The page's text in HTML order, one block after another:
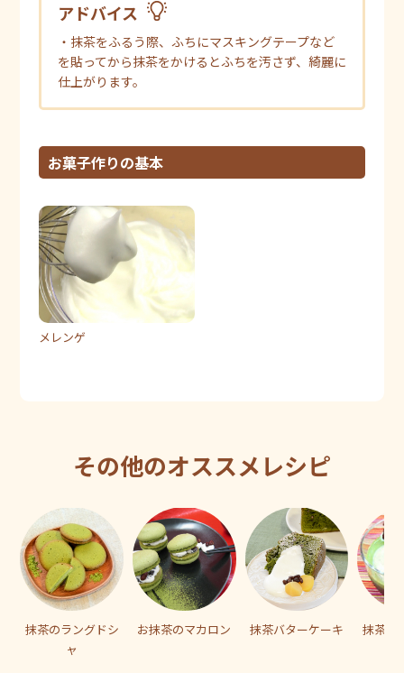
アドバイス
・抹茶をふるう際、ふちにマスキングテープなど
を貼ってから抹茶をかけるとふちを汚さず、綺麗に
仕上がります。
お菓子作りの基本
メレンゲ
その他のオススメレシピ
抹茶のラングドシ
ャ
お抹茶のマカロン 抹茶バターケーキ 抹茶オ